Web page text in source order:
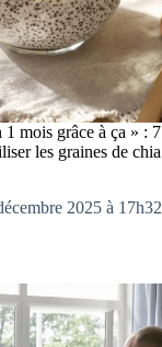
1 mois grâce à ça » : 7
les graines de chia
2025 à 17h32